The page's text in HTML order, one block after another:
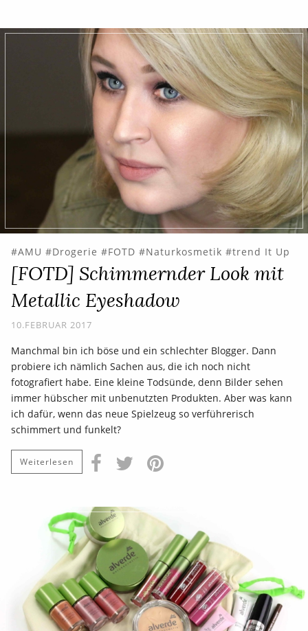
AMU Drogerie FOTD Naturkosmetik trend It Up
[FOTD] Schimmernder Look mit
Metallic Eyeshadow
10.FEBRUAR 2017
Manchmal bin ich böse und ein schlechter Blogger. Dann
probiere ich nämlich Sachen aus, die ich noch nicht
fotografiert habe. Eine kleine Todsünde, denn Bilder sehen
immer hübscher mit unbenutzten Produkten. Aber was kann
ich dafür, wenn das neue Spielzeug so verführerisch
schimmert und funkelt?
Weiterlesen